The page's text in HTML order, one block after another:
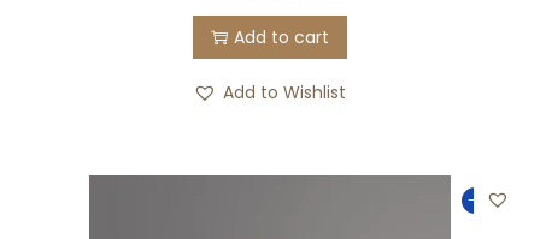
Add to cart
Add to Wishlist
-33%